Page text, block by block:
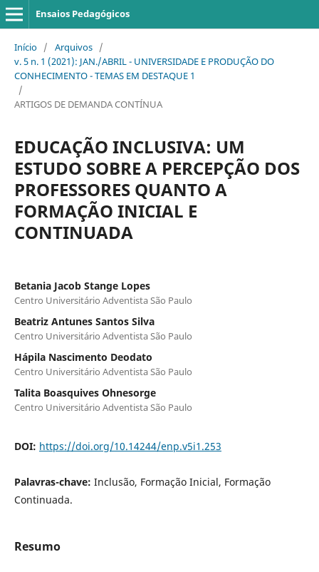
Ensaios Pedagógicos
Início / Arquivos /
v. 5 n. 1 (2021): JAN./ABRIL - UNIVERSIDADE E PRODUÇÃO DO
CONHECIMENTO - TEMAS EM DESTAQUE 1
/
ARTIGOS DE DEMANDA CONTÍNUA
EDUCAÇÃO INCLUSIVA: UM
ESTUDO SOBRE A PERCEPÇÃO DOS
PROFESSORES QUANTO A
FORMAÇÃO INICIAL E
CONTINUADA
Betania Jacob Stange Lopes
Centro Universitário Adventista São Paulo
Beatriz Antunes Santos Silva
Centro Universitário Adventista São Paulo
Hápila Nascimento Deodato
Centro Universitário Adventista São Paulo
Talita Boasquives Ohnesorge
Centro Universitário Adventista São Paulo
DOI: https://doi.org/10.14244/enp.v5i1.253
Palavras-chave: Inclusão, Formação Inicial, Formação
Continuada.
Resumo